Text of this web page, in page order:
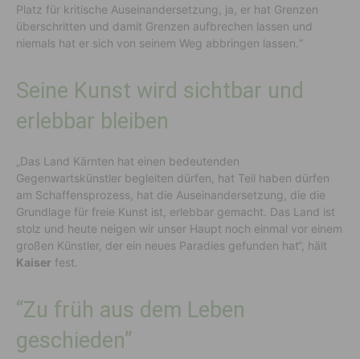
Platz für kritische Auseinandersetzung, ja, er hat Grenzen
überschritten und damit Grenzen aufbrechen lassen und
niemals hat er sich von seinem Weg abbringen lassen.“
Seine Kunst wird sichtbar und
erlebbar bleiben
„Das Land Kärnten hat einen bedeutenden
Gegenwartskünstler begleiten dürfen, hat Teil haben dürfen
am Schaffensprozess, hat die Auseinandersetzung, die die
Grundlage für freie Kunst ist, erlebbar gemacht. Das Land ist
stolz und heute neigen wir unser Haupt noch einmal vor einem
großen Künstler, der ein neues Paradies gefunden hat“, hält
Kaiser fest.
“Zu früh aus dem Leben
geschieden”